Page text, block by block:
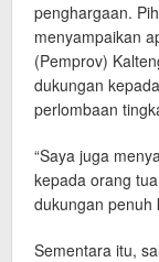
penghargaan.
menyampaikan
(Pemprov)
dukungan
perlombaan
“Saya juga
kepada orang
dukungan penuh
Sementara itu,